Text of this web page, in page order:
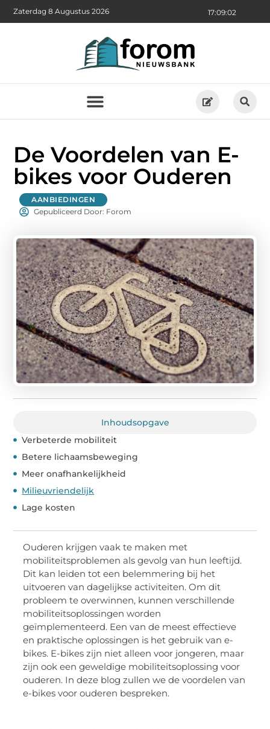
17:09:03
Zaterdag 8 Augustus 2026
De Voordelen van E-
bikes voor Ouderen
AANBIEDINGEN
Gepubliceerd Door: Forom
Inhoudsopgave
Verbeterde mobiliteit
Betere lichaamsbeweging
Meer onafhankelijkheid
Milieuvriendelijk
Lage kosten
Ouderen krijgen vaak te maken met
mobiliteitsproblemen als gevolg van hun leeftijd.
Dit kan leiden tot een belemmering bij het
uitvoeren van dagelijkse activiteiten. Om dit
probleem te overwinnen, kunnen verschillende
mobiliteitsoplossingen worden
geïmplementeerd. Een van de meest effectieve
en praktische oplossingen is het gebruik van e-
bikes. E-bikes zijn niet alleen voor jongeren, maar
zijn ook een geweldige mobiliteitsoplossing voor
ouderen. In deze blog zullen we de voordelen van
e-bikes voor ouderen bespreken.